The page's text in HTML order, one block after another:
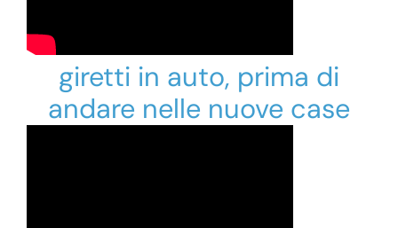
giretti in auto, prima di
andare nelle nuove case